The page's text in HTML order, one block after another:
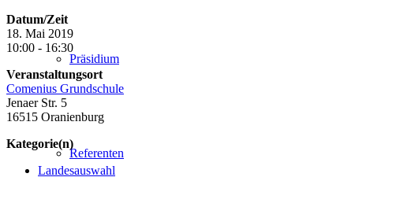
Präsidium
Referenten
Datum/Zeit
18. Mai 2019
10:00 - 16:30
Veranstaltungsort
Comenius Grundschule
Jenaer Str. 5
16515 Oranienburg
Kategorie(n)
Landesauswahl